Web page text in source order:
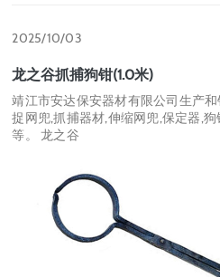
2025/10/03
龙之谷抓捕狗钳(1.0米)
靖江市安达保安器材有限公司生产
捉网兜,抓捕器材,伸缩网兜,保定器,
等。 龙之谷